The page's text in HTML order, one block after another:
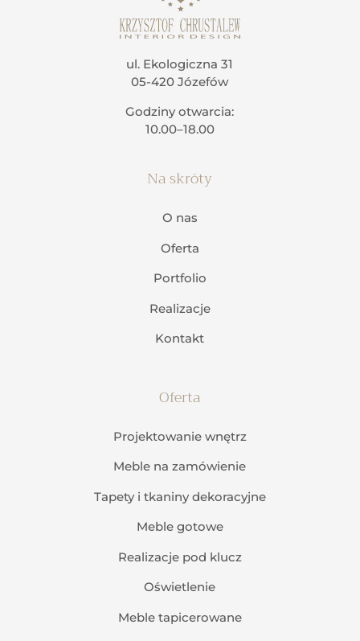
ul. Ekologiczna 31
05-420 Józefów
Godziny otwarcia:
10.00–18.00
Na skróty
O nas
Oferta
Portfolio
Realizacje
Kontakt
Oferta
Projektowanie wnętrz
Meble na zamówienie
Tapety i tkaniny dekoracyjne
Meble gotowe
Realizacje pod klucz
Oświetlenie
Meble tapicerowane